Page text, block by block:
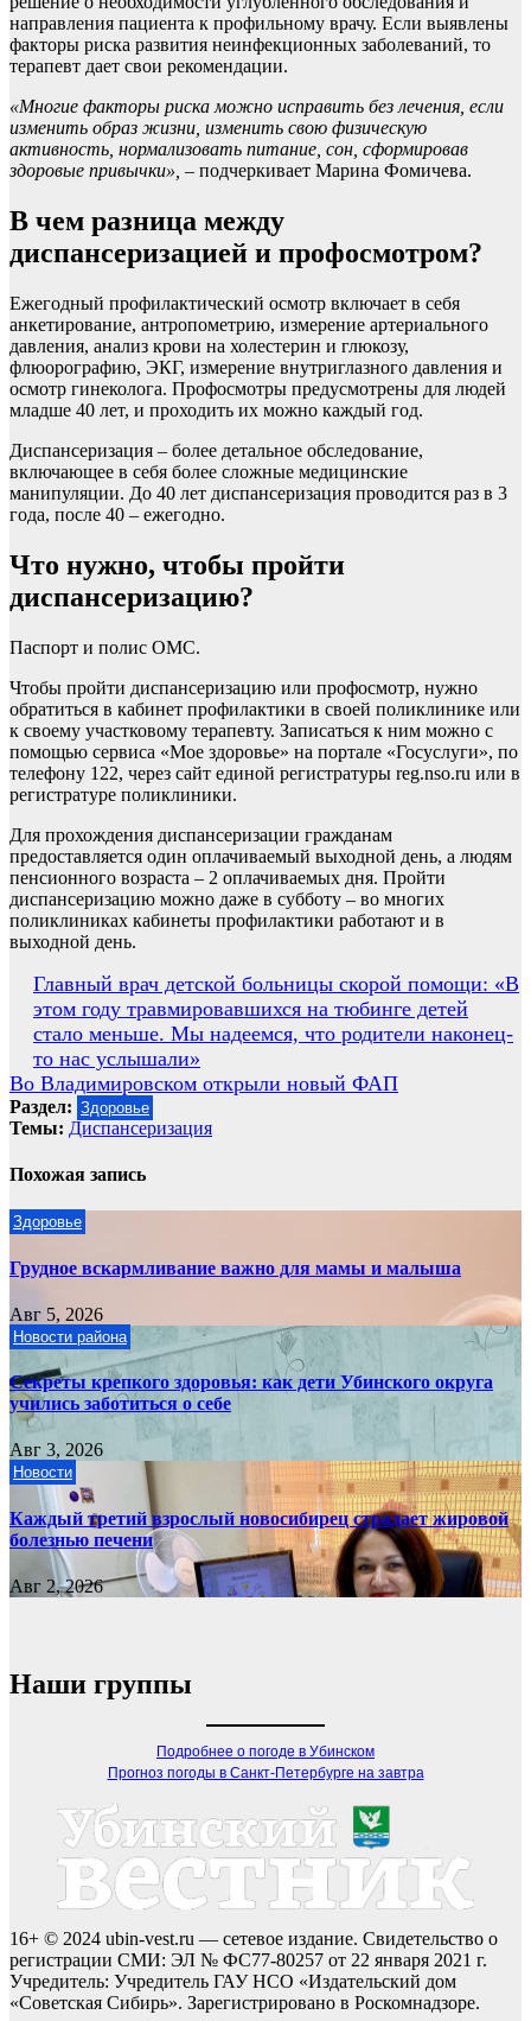
направления пациента к профильному врачу. Если выявлены
факторы риска развития неинфекционных заболеваний, то
терапевт дает свои рекомендации.
«Многие факторы риска можно исправить без лечения, если
изменить образ жизни, изменить свою физическую
активность, нормализовать питание, сон, сформировав
здоровые привычки», – подчеркивает Марина Фомичева.
В чем разница между
диспансеризацией и профосмотром?
Ежегодный профилактический осмотр включает в себя
анкетирование, антропометрию, измерение артериального
давления, анализ крови на холестерин и глюкозу,
флюорографию, ЭКГ, измерение внутриглазного давления и
осмотр гинеколога. Профосмотры предусмотрены для людей
младше 40 лет, и проходить их можно каждый год.
Диспансеризация – более детальное обследование,
включающее в себя более сложные медицинские
манипуляции. До 40 лет диспансеризация проводится раз в 3
года, после 40 – ежегодно.
Что нужно, чтобы пройти
диспансеризацию?
Паспорт и полис ОМС.
Чтобы пройти диспансеризацию или профосмотр, нужно
обратиться в кабинет профилактики в своей поликлинике или
к своему участковому терапевту. Записаться к ним можно с
помощью сервиса «Мое здоровье» на портале «Госуслуги», по
телефону 122, через сайт единой регистратуры reg.nso.ru или в
регистратуре поликлиники.
Для прохождения диспансеризации гражданам
предоставляется один оплачиваемый выходной день, а людям
пенсионного возраста – 2 оплачиваемых дня. Пройти
диспансеризацию можно даже в субботу – во многих
поликлиниках кабинеты профилактики работают и в
выходной день.
Навигация
по
записям
Главный врач детской больницы скорой помощи: «В
этом году травмировавшихся на тюбинге детей
стало меньше. Мы надеемся, что родители наконец-
то нас услышали»
Во Владимировском открыли новый ФАП
Раздел: Здоровье
Темы: Диспансеризация
Похожая запись
Здоровье
Грудное вскармливание важно для мамы и малыша
Авг 5, 2026
Новости района
Секреты крепкого здоровья: как дети Убинского округа
учились заботиться о себе
Авг 3, 2026
Новости
Каждый третий взрослый новосибирец страдает жировой
болезнью печени
Авг 2, 2026
Наши группы
Подробнее о погоде в Убинском
Прогноз погоды в Санкт-Петербурге на завтра
16+ © 2024 ubin-vest.ru — сетевое издание. Свидетельство о
регистрации СМИ: ЭЛ № ФС77-80257 от 22 января 2021 г.
Учредитель: Учредитель ГАУ НСО «Издательский дом
«Советская Сибирь». Зарегистрировано в Роскомнадзоре.